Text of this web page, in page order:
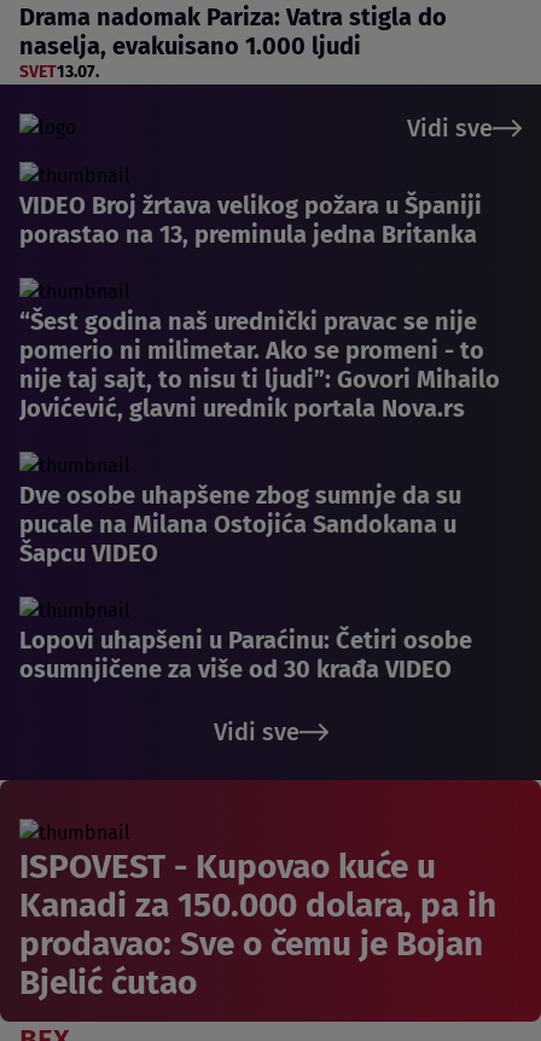
Drama nadomak Pariza: Vatra stigla do
naselja, evakuisano 1.000 ljudi
SVET13.07.
Vidi sve
VIDEO Broj žrtava velikog požara u Španiji
porastao na 13, preminula jedna Britanka
“Šest godina naš urednički pravac se nije
pomerio ni milimetar. Ako se promeni - to
nije taj sajt, to nisu ti ljudi”: Govori Mihailo
Jovićević, glavni urednik portala Nova.rs
Dve osobe uhapšene zbog sumnje da su
pucale na Milana Ostojića Sandokana u
Šapcu VIDEO
Lopovi uhapšeni u Paraćinu: Četiri osobe
osumnjičene za više od 30 krađa VIDEO
Vidi sve
ISPOVEST - Kupovao kuće u
Kanadi za 150.000 dolara, pa ih
prodavao: Sve o čemu je Bojan
Bjelić ćutao